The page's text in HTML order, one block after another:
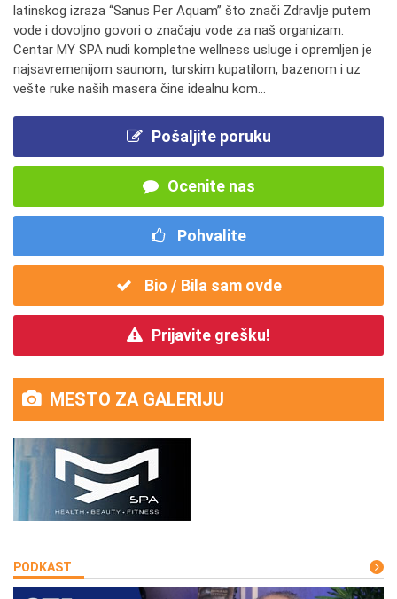
latinskog izraza “Sanus Per Aquam” što znači Zdravlje putem
vode i dovoljno govori o značaju vode za naš organizam.
Centar MY SPA nudi kompletne wellness usluge i opremljen je
najsavremenijom saunom, turskim kupatilom, bazenom i uz
vešte ruke naših masera čine idealnu kom...
Pošaljite poruku
Ocenite nas
Pohvalite
Bio / Bila sam ovde
Prijavite grešku!
MESTO ZA GALERIJU
PODKAST